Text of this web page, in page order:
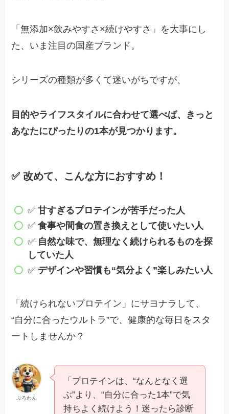
「無添加×飲みやすさ×続けやすさ」を大事にし
た、いま注目の国産ブランド。
シリーズの種類が多くて迷いがちですが、
目的やライフスタイルに合わせて選べば、きっと
あなたにぴったりの1本が見つかります。
✅ 改めて、こんな方におすすめ！
✅ 甘すぎるプロテインが苦手だった人
✅ 食事や間食の置き換えとして使いたい人
✅ 自然な味で、無理なく続けられるものを探
していた人
✅ デザインや習慣も“気分よく”楽しみたい人
「続けられないプロテイン」にサヨナラして、
“自分に合ったウルトラ”で、健康的な毎日をスタ
ートしませんか？
ぷろわん
「プロテインは、“なんとなく選
ぶ”より、“自分に合った1本”で気
持ちよく続けよう！迷ったら診断